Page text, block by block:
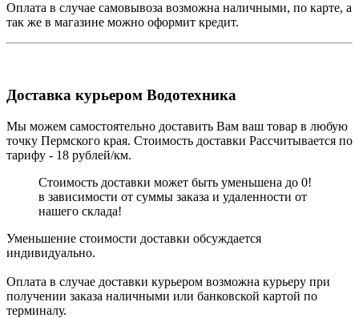
Оплата в случае самовывоза возможна наличными, по карте, а
так же в магазине можно оформит кредит.
Доставка курьером Водотехника
Мы можем самостоятельно доставить Вам ваш товар в любую
точку Пермского края. Стоимость доставки Рассчитывается по
тарифу - 18 рублей/км.
Стоимость доставки может быть уменьшена до 0!
в зависимости от суммы заказа и удаленности от
нашего склада!
Уменьшение стоимости доставки обсуждается
индивидуально.
Оплата в случае доставки курьером возможна курьеру при
получении заказа наличными или банковской картой по
терминалу.